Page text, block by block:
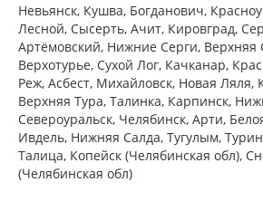
Невьянск, Кушва, Богданович,
Лесной, Сысерть, Ачит, Кировград,
Артёмовский, Нижние Cерги, Верхняя
Верхотурье, Сухой Лог, Качканар,
Реж, Асбест, Михайловск, Новая
Верхняя Тура, Талинка, Карпинск,
Североуральск, Челябинск, Арти,
Ивдель, Нижняя Салда, Тугулым,
Талица, Копейск (Челябинская обл),
(Челябинская обл)